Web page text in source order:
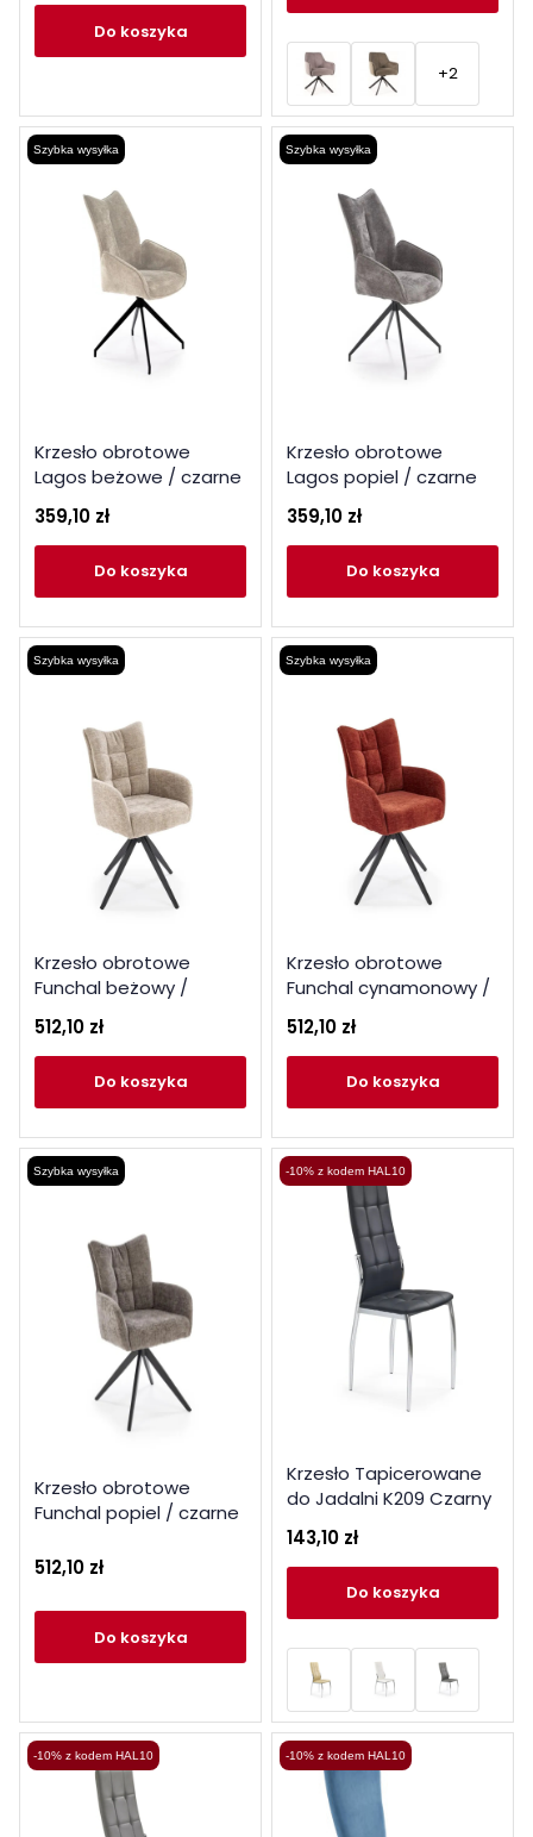
do koszyka
+2
Szybka wysyłka
Krzesło obrotowe
Lagos beżowe / czarne
359,10 zł
do koszyka
Szybka wysyłka
Krzesło obrotowe
Lagos popiel / czarne
359,10 zł
do koszyka
Szybka wysyłka
Krzesło obrotowe
Funchal beżowy /
512,10 zł
do koszyka
Szybka wysyłka
Krzesło obrotowe
Funchal cynamonowy /
512,10 zł
do koszyka
Szybka wysyłka
Krzesło obrotowe
Funchal popiel / czarne
512,10 zł
do koszyka
-10% z kodem HAL10
Krzesło Tapicerowane
do Jadalni K209 Czarny
143,10 zł
do koszyka
-10% z kodem HAL10 -10% z kodem HAL10